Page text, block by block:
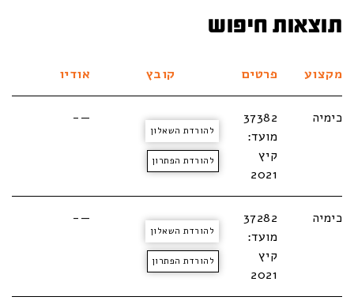
תוצאות חיפוש
מקצוע פרטים קובץ אודיו
כימיה
37382
מועד:
קיץ
2021
להורדת השאלון
להורדת הפתרון
—-
כימיה
37282
מועד:
קיץ
2021
להורדת השאלון
להורדת הפתרון
—-